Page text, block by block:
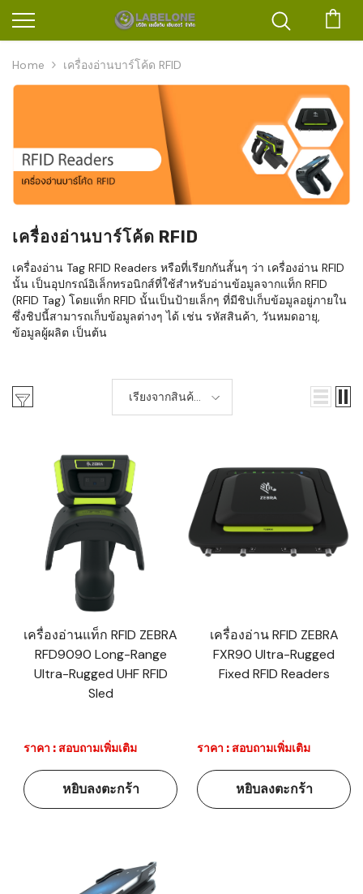
Home เครื่องอ่านบาร์โค้ด RFID
เครื่องอ่านบาร์โค้ด RFID
เครื่องอ่าน Tag RFID Readers หรือที่เรียกกันสั้นๆ ว่า เครื่องอ่าน RFID
นั้น เป็นอุปกรณ์อิเล็กทรอนิกส์ที่ใช้สำหรับอ่านข้อมูลจากแท็ก RFID
(RFID Tag) โดยแท็ก RFID นั้นเป็นป้ายเล็กๆ ที่มีชิปเก็บข้อมูลอยู่ภายใน
ซึ่งชิปนี้สามารถเก็บข้อมูลต่างๆ ได้ เช่น รหัสสินค้า, วันหมดอายุ,
ข้อมูลผู้ผลิต เป็นต้น
เรียงจากสินค้า
ใหม่-เก่า
เครื่องอ่านแท็ก RFID ZEBRA
RFD9090 Long-Range
Ultra-Rugged UHF RFID
Sled
ราคา : สอบถามเพิ่มเติม
หยิบลงตะกร้า
เครื่องอ่าน RFID ZEBRA
FXR90 Ultra-Rugged
Fixed RFID Readers
ราคา : สอบถามเพิ่มเติม
หยิบลงตะกร้า